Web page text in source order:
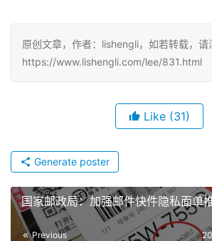
原创文章，作者：lishengli，如若转载，请
https://www.lishengli.com/lee/831.html
Like (31)
Generate poster
国家邮政局：加强邮件快件隐私面单
Previous